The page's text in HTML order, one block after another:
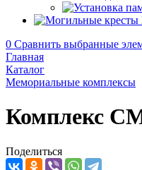
0 Сравнить выбранные
Главная
Каталог
Мемориальные комплексы
Комплекс
Поделиться